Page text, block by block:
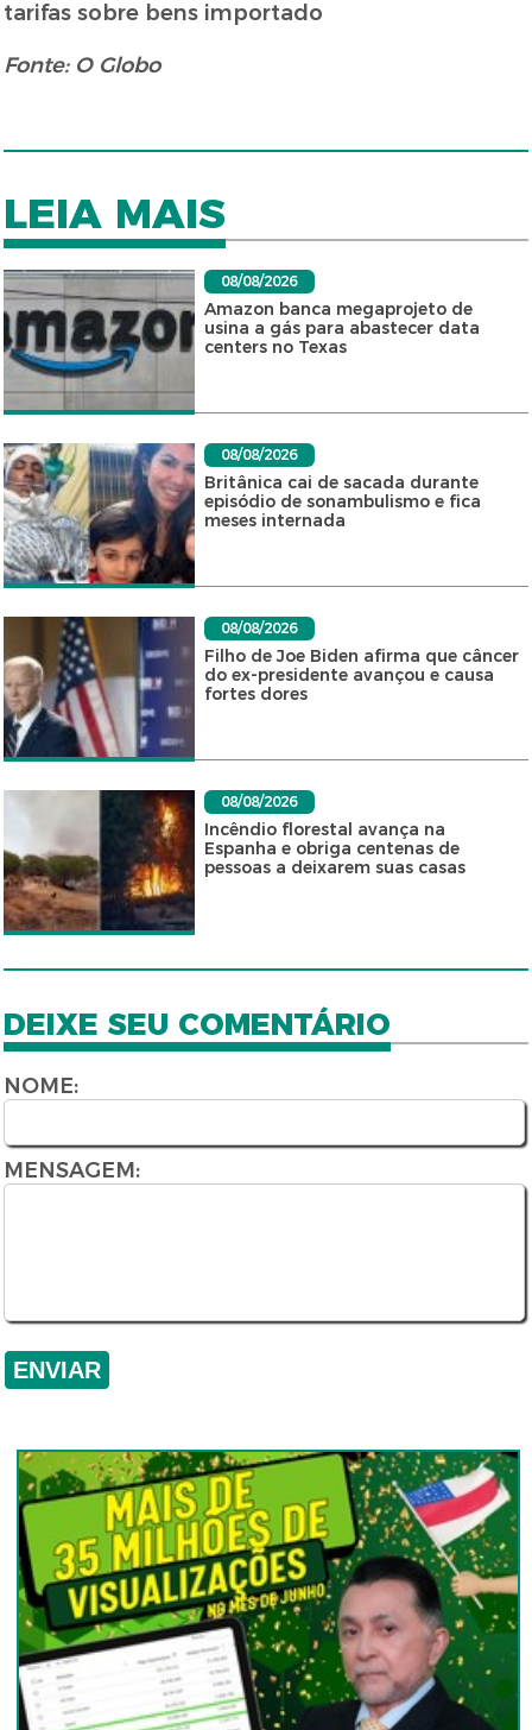
tarifas sobre bens importado
Fonte: O Globo
LEIA MAIS
08/08/2026
Amazon banca megaprojeto de
usina a gás para abastecer data
centers no Texas
08/08/2026
Britânica cai de sacada durante
episódio de sonambulismo e fica
meses internada
08/08/2026
Filho de Joe Biden afirma que câncer
do ex-presidente avançou e causa
fortes dores
08/08/2026
Incêndio florestal avança na
Espanha e obriga centenas de
pessoas a deixarem suas casas
DEIXE SEU COMENTÁRIO
NOME:
MENSAGEM: